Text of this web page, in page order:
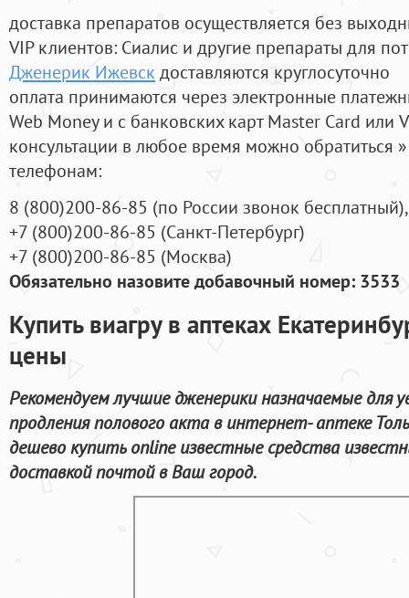
доставка препаратов осуществляется без
VIP клиентов: Сиалис и другие препараты для
Дженерик Ижевск доставляются круглосуточно
оплата принимаются через электронные
Web Money и с банковских карт Master Card или
консультации в любое время можно обратиться
телефонам:
8 (800)200-86-85 (по России звонок бесплатный),
+7 (800)200-86-85 (Санкт-Петербург)
+7 (800)200-86-85 (Москва)
Обязательно назовите добавочный номер: 3533
Купить виагру в аптеках
цены
Рекомендуем лучшие дженерики назначаемые для
продления полового акта в интернет- аптеке
дешево купить online известные средства
доставкой почтой в Ваш город.